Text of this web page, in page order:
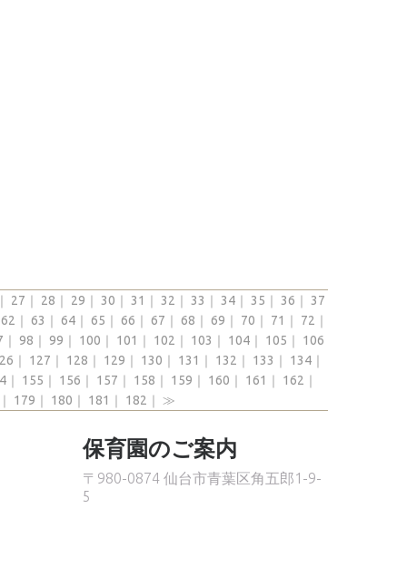
｜ 27 ｜ 28 ｜ 29 ｜ 30 ｜ 31 ｜ 32 ｜ 33 ｜ 34｜ 35 ｜ 36 ｜ 37
62 ｜ 63 ｜ 64｜ 65 ｜ 66 ｜ 67 ｜ 68 ｜ 69 ｜ 70 ｜ 71 ｜ 72 ｜
｜ 98 ｜ 99 ｜ 100 ｜ 101 ｜ 102 ｜ 103 ｜ 104｜ 105 ｜ 106
｜ 127 ｜ 128 ｜ 129 ｜ 130 ｜ 131 ｜ 132 ｜ 133 ｜ 134 ｜
｜ 155 ｜ 156 ｜ 157 ｜ 158 ｜ 159 ｜ 160 ｜ 161 ｜ 162 ｜
｜ 179 ｜ 180 ｜ 181 ｜ 182 ｜ ≫
保育園のご案内
〒980-0874 仙台市青葉区角五郎1-9-
5